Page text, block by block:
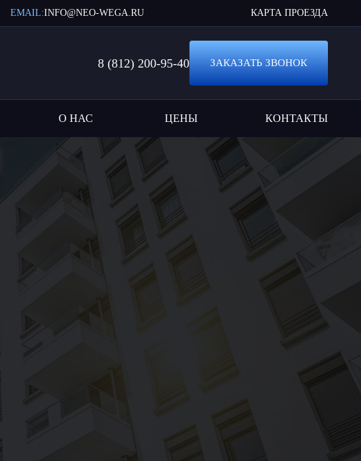
EMAIL:INFO@NEO-WEGA.RU КАРТА ПРОЕЗДА
8 (812) 200-95-40 ЗАКАЗАТЬ ЗВОНОК
О НАС ЦЕНЫ КОНТАКТЫ